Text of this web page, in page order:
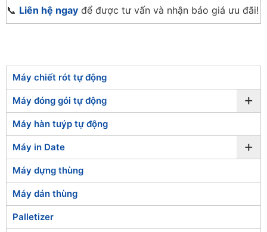
📞 Liên hệ ngay để được tư vấn và nhận báo giá ưu đãi!
Máy chiết rót tự động
Máy đóng gói tự động +
Máy hàn tuýp tự động
Máy in Date +
Máy dựng thùng
Máy dán thùng
Palletizer